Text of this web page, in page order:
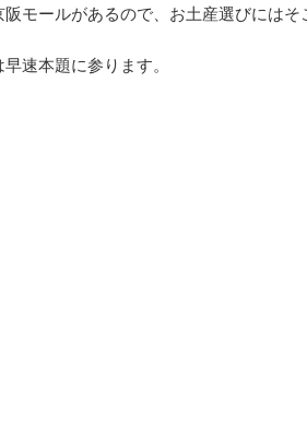
阪モールがあるので、お土産選びにはそ
速本題に参ります。